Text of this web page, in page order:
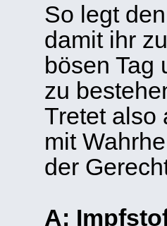
So legt
damit ihr
bösen Tag
zu
Tretet also
mit
der
A: